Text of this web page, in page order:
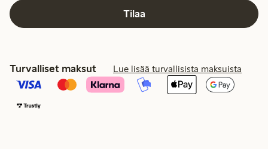
Tilaa
Turvalliset maksut Lue lisää turvallisista maksuista